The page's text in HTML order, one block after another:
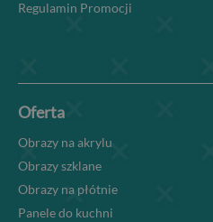
Regulamin Promocji
Oferta
Obrazy na akrylu
Obrazy szklane
Obrazy na płótnie
Panele do kuchni